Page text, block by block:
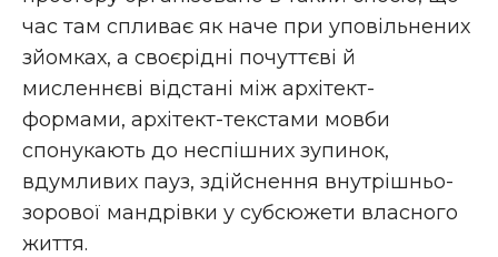
час там спливає як наче при уповільнених
зйомках, а своєрідні почуттєві й
мисленнєві відстані між архітект-
формами, архітект-текстами мовби
спонукають до неспішних зупинок,
вдумливих пауз, здійснення внутрішньо-
зорової мандрівки у субсюжети власного
життя.